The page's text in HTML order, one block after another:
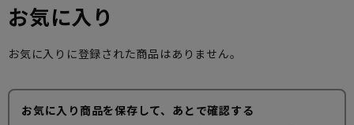
お気に入り
お気に入りに登録された商品はありません。
お気に入り商品を保存して、あとで確認する